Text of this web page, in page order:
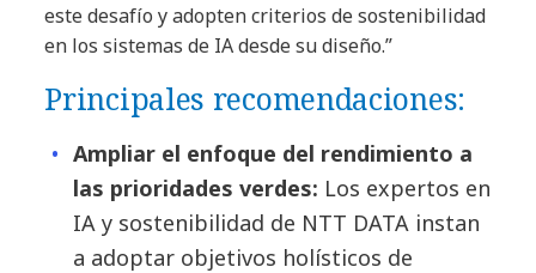
este desafío y adopten criterios de sostenibilidad
en los sistemas de IA desde su diseño.”
Principales recomendaciones:
Ampliar el enfoque del rendimiento a
las prioridades verdes: Los expertos en
IA y sostenibilidad de NTT DATA instan
a adoptar objetivos holísticos de